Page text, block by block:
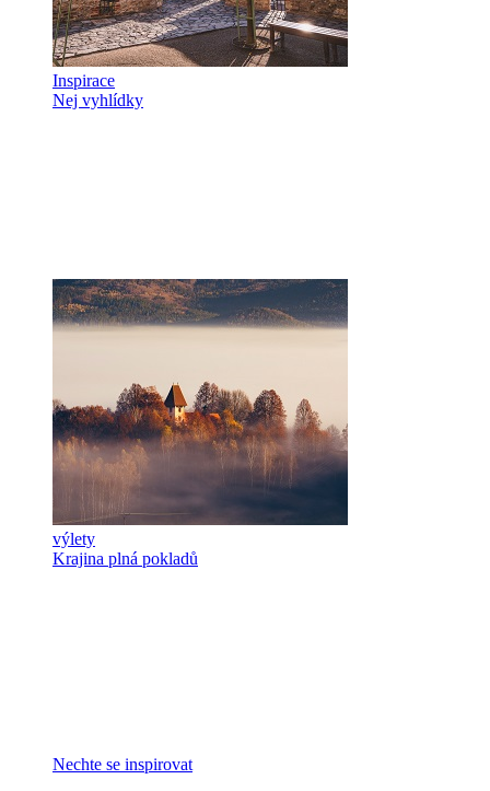
Inspirace
Nej vyhlídky
výlety
Krajina plná pokladů
Nechte se inspirovat